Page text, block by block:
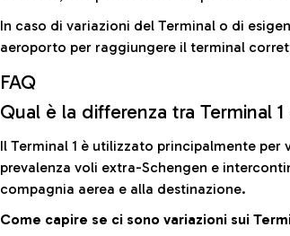
In caso di variazioni del Terminal o di
aeroporto per raggiungere il terminal
FAQ
Qual è la differenza tra Terminal
Il Terminal 1 è utilizzato principalmente per
prevalenza voli extra-Schengen e
compagnia aerea e alla destinazione.
Come capire se ci sono variazioni sui